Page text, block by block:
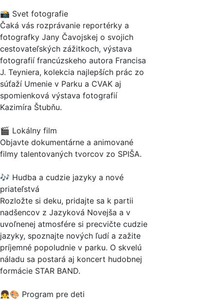
📸 Svet fotografie
Čaká vás rozprávanie reportérky a
fotografky Jany Čavojskej o svojich
cestovateľských zážitkoch, výstava
fotografií francúzskeho autora Francisa
J. Teyniera, kolekcia najlepších prác zo
súťaží Umenie v Parku a CVAK aj
spomienková výstava fotografií
Kazimíra Štubňu.
🎬 Lokálny film
Objavte dokumentárne a animované
filmy talentovaných tvorcov zo SPIŠA.
🎶 Hudba a cudzie jazyky a nové
priateľstvá
Rozložte si deku, pridajte sa k partii
nadšencov z Jazyková Novejša a v
uvoľnenej atmosfére si precvičte cudzie
jazyky, spoznajte nových ľudí a zažite
príjemné popoludnie v parku. O skvelú
náladu sa postará aj koncert hudobnej
formácie STAR BAND.
👧🎨 Program pre deti